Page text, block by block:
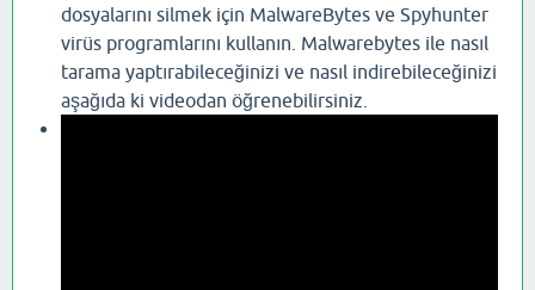
dosyalarını silmek için MalwareBytes ve Spyhunter
virüs programlarını kullanın. Malwarebytes ile nasıl
tarama yaptırabileceğinizi ve nasıl indirebileceğinizi
aşağıda ki videodan öğrenebilirsiniz.